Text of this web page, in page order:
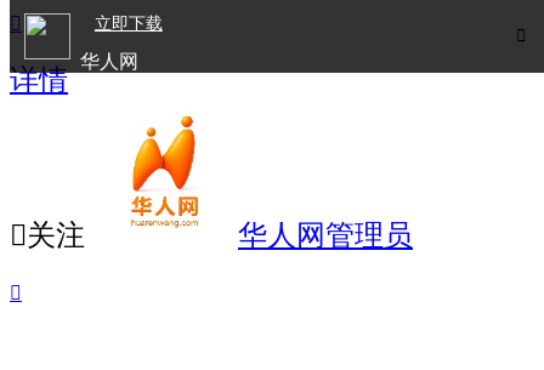

立即下载
华人网

详情
关注 华人网管理员
